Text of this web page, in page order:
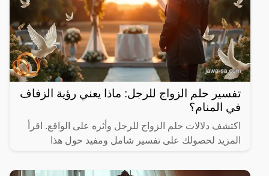
تفسير حلم الزواج للرجل: ماذا يعني رؤية الزفاف
في المنام؟
اكتشف دلالات حلم الزواج للرجل وأثره على الواقع. اقرأ
المزيد لحصولك على تفسير شامل ومفيد حول هذا